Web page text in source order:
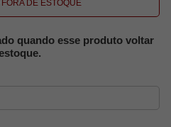
DE ESTOQUE
quando esse produto voltar